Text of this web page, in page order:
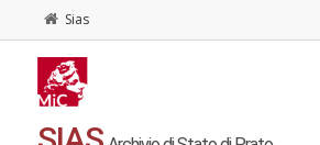
Sias